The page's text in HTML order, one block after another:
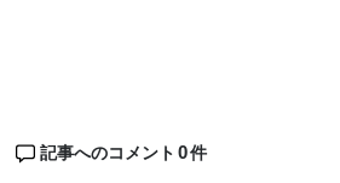
記事へのコメント 0件